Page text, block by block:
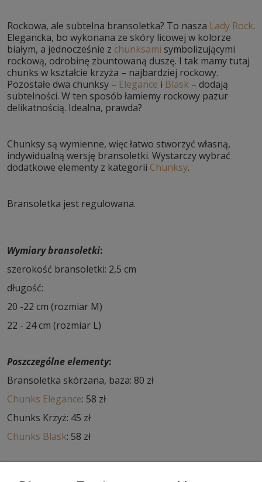
Rockowa, ale subtelna bransoletka? To nasza Lady Rock.
Elegancka, bo wykonana ze skóry licowej w kolorze
białym, a jednocześnie z chunksami symbolizującymi
rockową, odrobinę zbuntowaną duszę. I tak mamy tutaj
chunks w kształcie krzyża – najbardziej rockowy.
Pozostałe dwa chunksy – Elegance i Blask – dodają
subtelności. W ten sposób łamiemy rockowy pazur
delikatnością. Idealna, prawda?
Chunksy są wymienne, więc łatwo stworzyć własną,
indywidualną wersję bransoletki. Wystarczy wybrać
dodatkowe elementy z kategorii Chunksy.
Bransoletka jest regulowana.
Wymiary bransoletki:
szerokość bransoletki: 2,5 cm
długość:
20 -22 cm (rozmiar M)
22 - 24 cm (rozmiar L)
Poszczególne elementy:
Bransoletka skórzana, baza: 80 zł
Chunks Elegance: 58 zł
Chunks Krzyż: 45 zł
Chunks Blask: 58 zł